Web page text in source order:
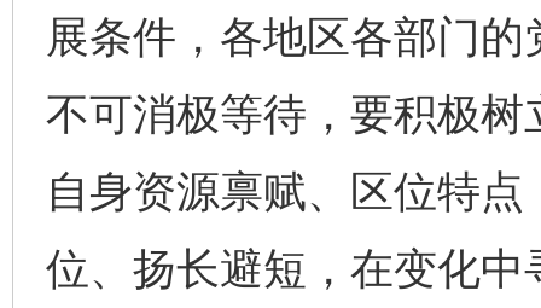
展条件，各地区各部门
不可消极等待，要积极
自身资源禀赋、区位特
位、扬长避短，在变化
完善运行机制助力责任有效落实